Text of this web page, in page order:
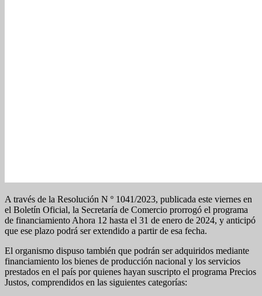
A través de la Resolución N º 1041/2023, publicada este viernes en
el Boletín Oficial, la Secretaría de Comercio prorrogó el programa
de financiamiento Ahora 12 hasta el 31 de enero de 2024, y anticipó
que ese plazo podrá ser extendido a partir de esa fecha.
El organismo dispuso también que podrán ser adquiridos mediante
financiamiento los bienes de producción nacional y los servicios
prestados en el país por quienes hayan suscripto el programa Precios
Justos, comprendidos en las siguientes categorías: